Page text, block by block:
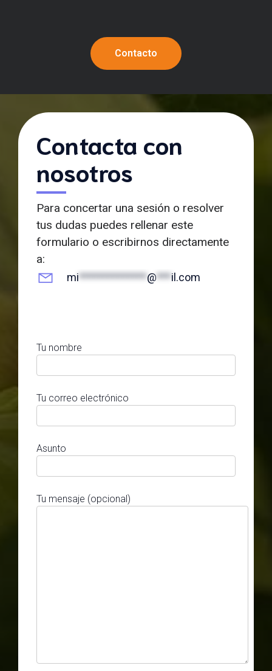
Contacto
Contacta con
nosotros
Para concertar una sesión o resolver
tus dudas puedes rellenar este
formulario o escribirnos directamente
a:
mi**************@***il.com
Tu nombre
Tu correo electrónico
Asunto
Tu mensaje (opcional)